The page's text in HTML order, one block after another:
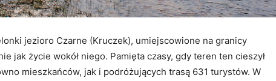
jezioro Czarne (Kruczek), umiejscowione na granicy
jak życie wokół niego. Pamięta czasy, gdy teren ten cieszył
mieszkańców, jak i podróżujących trasą 631 turystów. W